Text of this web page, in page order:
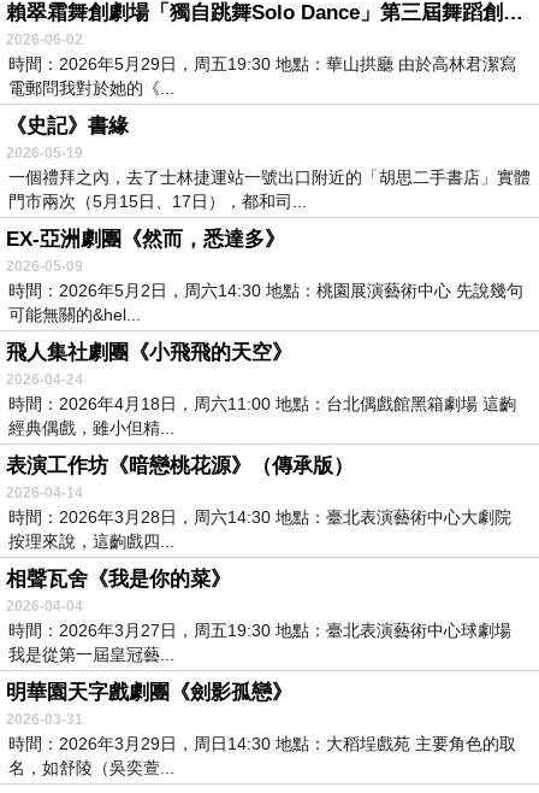
賴翠霜舞創劇場「獨自跳舞Solo Dance」第三屆舞蹈創作平台——高林君潔《我獨自在昨天憶想明天的夢》
2026-06-02
時間：2026年5月29日，周五19:30 地點：華山拱廳 由於高林君潔寫
電郵問我對於她的《...
《史記》書緣
2026-05-19
一個禮拜之內，去了士林捷運站一號出口附近的「胡思二手書店」實體
門市兩次（5月15日、17日），都和司...
EX-亞洲劇團《然而，悉達多》
2026-05-09
時間：2026年5月2日，周六14:30 地點：桃園展演藝術中心 先說幾句
可能無關的&hel...
飛人集社劇團《小飛飛的天空》
2026-04-24
時間：2026年4月18日，周六11:00 地點：台北偶戲館黑箱劇場 這齣
經典偶戲，雖小但精...
表演工作坊《暗戀桃花源》（傳承版）
2026-04-14
時間：2026年3月28日，周六14:30 地點：臺北表演藝術中心大劇院
按理來說，這齣戲四...
相聲瓦舍《我是你的菜》
2026-04-04
時間：2026年3月27日，周五19:30 地點：臺北表演藝術中心球劇場
我是從第一屆皇冠藝...
明華園天字戲劇團《劍影孤戀》
2026-03-31
時間：2026年3月29日，周日14:30 地點：大稻埕戲苑 主要角色的取
名，如舒陵（吳奕萱...